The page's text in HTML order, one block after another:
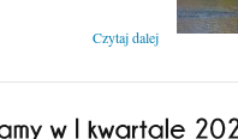
Czytaj dalej